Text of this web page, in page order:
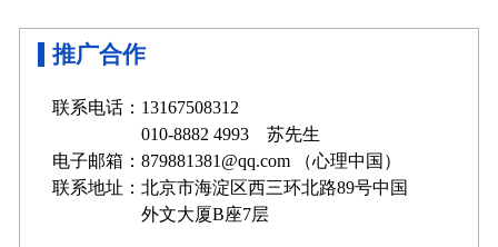
推广合作
联系电话：13167508312
010-8882 4993 苏先生
电子邮箱：879881381@qq.com （心理中国）
联系地址：北京市海淀区西三环北路89号中国
外文大厦B座7层